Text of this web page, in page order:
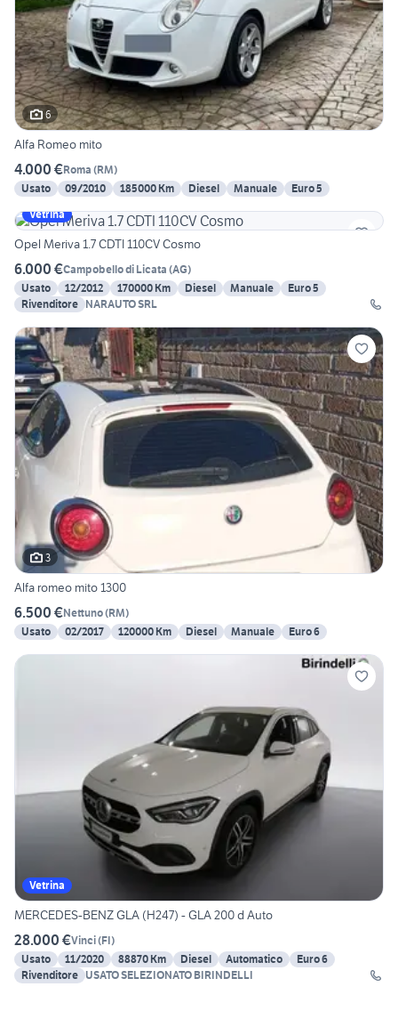
6
Alfa Romeo mito
4.000 €Roma (RM)
Usato
09/2010 185000 Km Diesel Manuale
Euro 5
Vetrina
Opel Meriva 1.7 CDTI 110CV Cosmo
6.000 €Campobello di Licata (AG)
Usato
12/2012 170000 Km Diesel Manuale
Euro 5
Rivenditore NARAUTO SRL
3
Alfa romeo mito 1300
6.500 €Nettuno(RM)
Usato
02/2017 120000 Km Diesel Manuale Euro 6
Vetrina
MERCEDES-BENZ GLA (H247) - GLA 200 d Auto
28.000 €Vinci(FI)
Usato
11/2020 88870 Km Diesel Automatico
Euro 6
Rivenditore USATO SELEZIONATO BIRINDELLI